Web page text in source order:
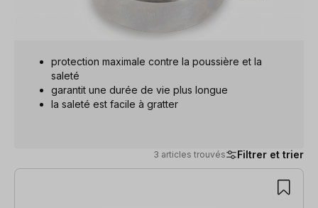
protection maximale contre la poussière et la
saleté
garantit une durée de vie plus longue
la saleté est facile à gratter
3 articles trouvés Filtrer et trier
3 articles trouvés